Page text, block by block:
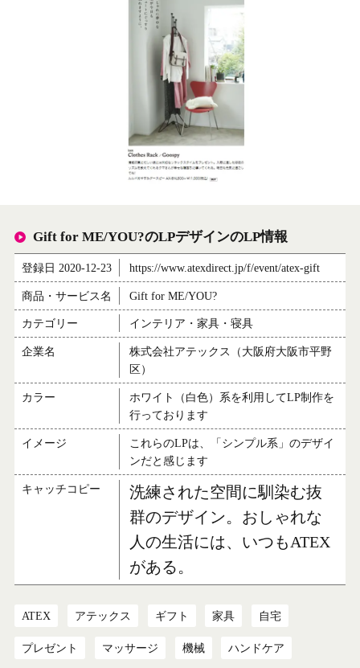
Gift for ME/YOU?のLPデザインのLP情報
登録日 2020-12-23 https://www.atexdirect.jp/f/event/atex-gift
商品・サービス名 Gift for ME/YOU?
カテゴリー インテリア・家具・寝具
企業名
株式会社アテックス（大阪府大阪市平野
区）
カラー
ホワイト（白色）系を利用してLP制作を
行っております
イメージ
これらのLPは、「シンプル系」のデザイ
ンだと感じます
キャッチコピー
洗練された空間に馴染む抜
群のデザイン。おしゃれな
人の生活には、いつもATEX
がある。
ATEX アテックス ギフト 家具 自宅
プレゼント マッサージ 機械 ハンドケア